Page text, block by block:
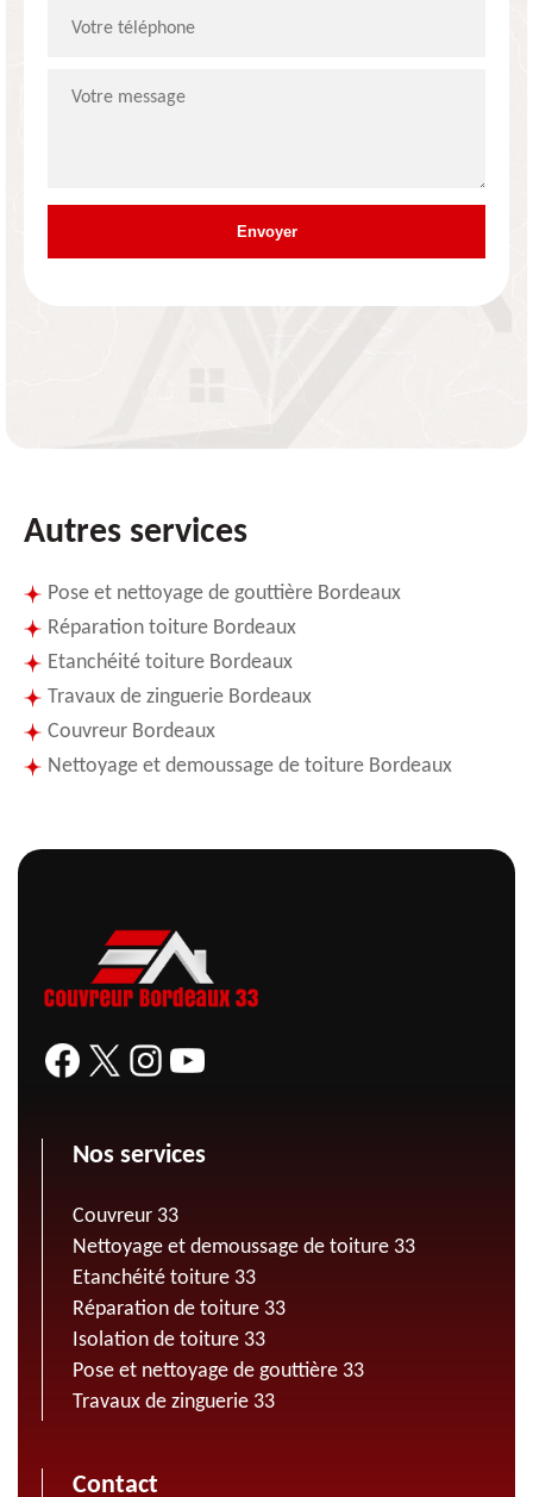
Autres services
Pose et nettoyage de gouttière Bordeaux
Réparation toiture Bordeaux
Etanchéité toiture Bordeaux
Travaux de zinguerie Bordeaux
Couvreur Bordeaux
Nettoyage et demoussage de toiture Bordeaux
Nos services
Couvreur 33
Nettoyage et demoussage de toiture 33
Etanchéité toiture 33
Réparation de toiture 33
Isolation de toiture 33
Pose et nettoyage de gouttière 33
Travaux de zinguerie 33
Contact